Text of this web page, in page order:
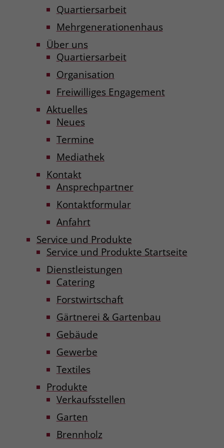
Quartiersarbeit
Mehrgenerationenhaus
Über uns
Quartiersarbeit
Organisation
Freiwilliges Engagement
Aktuelles
Neues
Termine
Mediathek
Kontakt
Ansprechpartner
Kontaktformular
Anfahrt
Service und Produkte
Service und Produkte Startseite
Dienstleistungen
Catering
Forstwirtschaft
Gärtnerei & Gartenbau
Gebäude
Gewerbe
Textiles
Produkte
Verkaufsstellen
Garten
Brennholz
persönlich identifizierbaren
Informationen und wird von Facebook
nur platziert, um Daten an das
Unternehmen zurückzusenden.